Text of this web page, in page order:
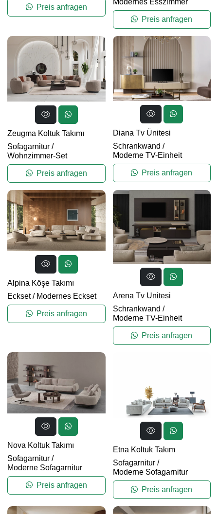
Preis anfragen
Modernes Esszimmer
Preis anfragen
Zeugma Koltuk Takımı
Sofagarnitur /
Wohnzimmer-Set
Preis anfragen
Diana Tv Ünitesi
Schrankwand /
Moderne TV-Einheit
Preis anfragen
Alpina Köşe Takımı
Eckset/ Modernes Eckset
Preis anfragen
Arena Tv Unitesi
Schrankwand /
Moderne TV-Einheit
Preis anfragen
Nova Koltuk Takımı
Sofagarnitur /
Moderne Sofagarnitur
Preis anfragen
Etna Koltuk Takım
Sofagarnitur/
Moderne Sofagarnitur
Preis anfragen